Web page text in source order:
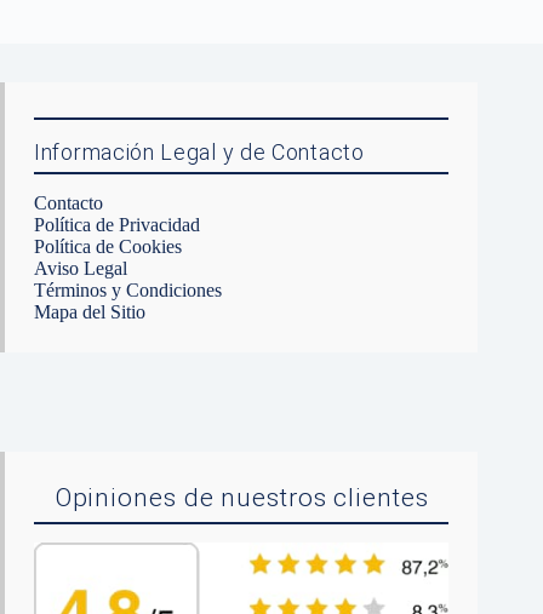
Información Legal y de Contacto
Contacto
Política de Privacidad
Política de Cookies
Aviso Legal
Términos y Condiciones
Mapa del Sitio
Opiniones de nuestros clientes